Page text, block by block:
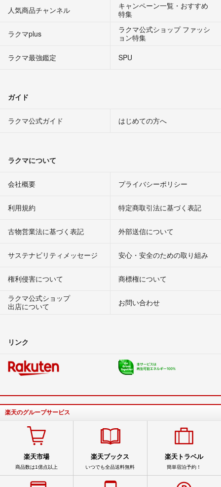
人気商品チャンネル
キャンペーン一覧・おすすめ
特集
ラクマplus
ラクマ公式ショップ ファッシ
ョン特集
ラクマ最強鑑定
SPU
ガイド
ラクマ公式ガイド はじめての方へ
ラクマについて
会社概要 プライバシーポリシー
利用規約 特定商取引法に基づく表記
古物営業法に基づく表記 外部送信について
サステナビリティメッセージ 安心・安全のための取り組み
権利侵害について
商標権について
ラクマ公式ショップ
出店について
お問い合わせ
リンク
楽天のグループサービス
楽天市場
商品数は1億点以上
楽天ブックス
いつでも全品送料無料
楽天トラベル
簡単宿泊予約！